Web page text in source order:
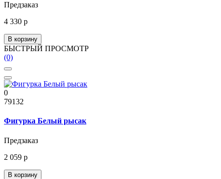
Предзаказ
4 330 р
В корзину
БЫСТРЫЙ ПРОСМОТР
(0)
0
79132
Фигурка Белый рысак
Предзаказ
2 059 р
В корзину